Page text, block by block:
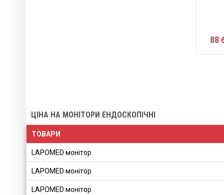
88
ЦІНА НА МОНІТОРИ ЕНДОСКОПІЧНІ
ТОВАРИ
LAPOMED монітор
LAPOMED монітор
LAPOMED монітор